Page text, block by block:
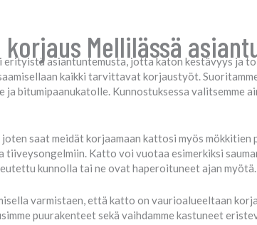
Mellilässä
asiantuntemusta, jotta katon kestävyys ja
kaikki tarvittavat korjaustyöt.
bitumipaanukatolle. Kunnostuksessa valitsemme
saat meidät korjaamaan kattosi myös
Katto voi vuotaa esimerkiksi
kunnolla tai ne ovat haperoituneet ajan
varmistaen, että katto on vaurioalueeltaan
puurakenteet sekä vaihdamme kastuneet